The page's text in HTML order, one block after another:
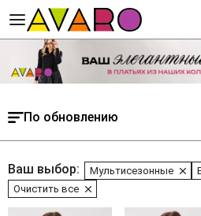
По обновлению
Ваш выбор: Мультисезонные
Очистить все